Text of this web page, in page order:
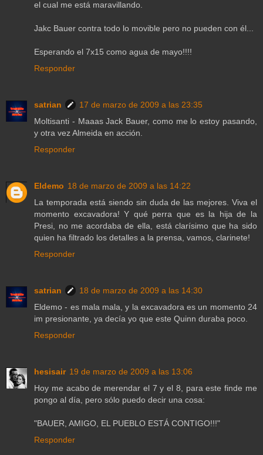
el cual me está maravillando.
Jakc Bauer contra todo lo movible pero no pueden con él...
Esperando el 7x15 como agua de mayo!!!!
Responder
satrian
17 de marzo de 2009 a las 23:35
Moltisanti - Maaas Jack Bauer, como me lo estoy pasando,
y otra vez Almeida en acción.
Responder
Eldemo 18 de marzo de 2009 a las 14:22
La temporada está siendo sin duda de las mejores. Viva el
momento excavadora! Y qué perra que es la hija de la
Presi, no me acordaba de ella, está clarísimo que ha sido
quien ha filtrado los detalles a la prensa, vamos, clarinete!
Responder
satrian
18 de marzo de 2009 a las 14:30
Eldemo - es mala mala, y la excavadora es un momento 24
im presionante, ya decía yo que este Quinn duraba poco.
Responder
hesisair 19 de marzo de 2009 a las 13:06
Hoy me acabo de merendar el 7 y el 8, para este finde me
pongo al día, pero sólo puedo decir una cosa:
"BAUER, AMIGO, EL PUEBLO ESTÁ CONTIGO!!!"
Responder